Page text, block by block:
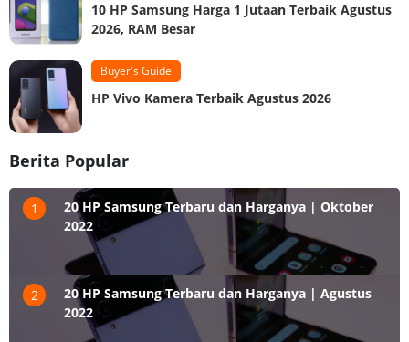
10 HP Samsung Harga 1 Jutaan Terbaik Agustus
2026, RAM Besar
Buyer's Guide
HP Vivo Kamera Terbaik Agustus 2026
Berita Popular
1
20 HP Samsung Terbaru dan Harganya | Oktober
2022
2
20 HP Samsung Terbaru dan Harganya | Agustus
2022